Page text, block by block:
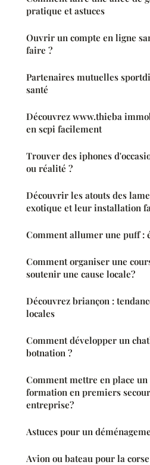
pratique et astuces
Ouvrir un compte en ligne
faire ?
Partenaires mutuelles
santé
Découvrez www.thieba
en scpi facilement
Trouver des iphones
ou réalité ?
Découvrir les atouts des
exotique et leur installation
Comment allumer une puff :
Comment organiser une
soutenir une cause locale?
Découvrez briançon :
locales
Comment développer un
botnation ?
Comment mettre en place
formation en premiers
entreprise?
Astuces pour un
Avion ou bateau pour la